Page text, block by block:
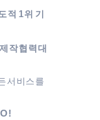
적 1위 기
작협력대
서비스를